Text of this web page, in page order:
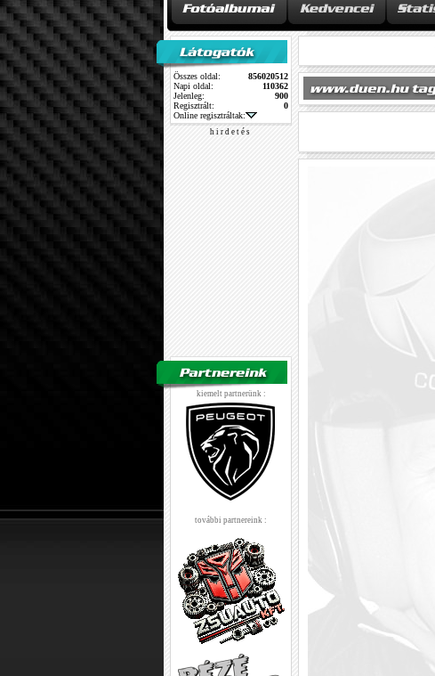
Összes oldal:
856020512
Napi oldal:
110362
Jelenleg:
900
Regisztrált:
0
Online regisztráltak:
h i r d e t é s
kiemelt partnerünk :
további partnereink :